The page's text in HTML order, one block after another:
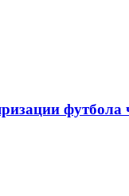
футбола